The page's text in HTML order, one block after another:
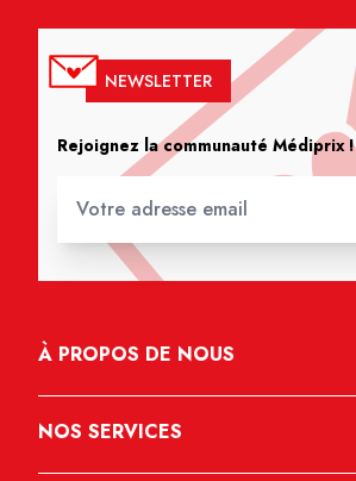
NEWSLETTER
Rejoignez la communauté Médiprix !
À PROPOS DE NOUS
NOS SERVICES